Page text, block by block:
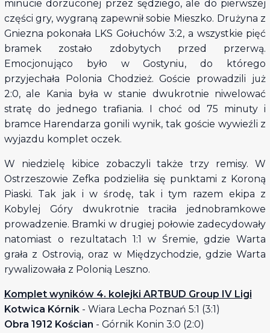
minucie dorzuconej przez sędziego, ale do pierwszej
części gry, wygraną zapewnił sobie Mieszko. Drużyna z
Gniezna pokonała LKS Gołuchów 3:2, a wszystkie pięć
bramek zostało zdobytych przed przerwą.
Emocjonująco było w Gostyniu, do którego
przyjechała Polonia Chodzież. Goście prowadzili już
2:0, ale Kania była w stanie dwukrotnie niwelować
stratę do jednego trafiania. I choć od 75 minuty i
bramce Harendarza gonili wynik, tak goście wywieźli z
wyjazdu komplet oczek.
W niedzielę kibice zobaczyli także trzy remisy. W
Ostrzeszowie Zefka podzieliła się punktami z Koroną
Piaski. Tak jak i w środę, tak i tym razem ekipa z
Kobylej Góry dwukrotnie traciła jednobramkowe
prowadzenie. Bramki w drugiej połowie zadecydowały
natomiast o rezultatach 1:1 w Śremie, gdzie Warta
grała z Ostrovią, oraz w Międzychodzie, gdzie Warta
rywalizowała z Polonią Leszno.
Komplet wyników 4. kolejki ARTBUD Group IV Ligi
Kotwica Kórnik - Wiara Lecha Poznań 5:1 (3:1)
Obra 1912 Kościan - Górnik Konin 3:0 (2:0)